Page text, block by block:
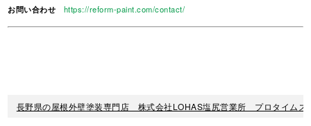
お問い合わせ
https://reform-paint.com/contact/
長野県の屋根外壁塗装専門店 株式会社LOHAS塩尻営業所 プロタイムズ